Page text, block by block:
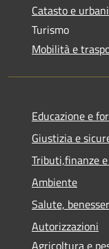
Catasto e
Turismo
Mobilità e
Educazione e
Giustizia e
Tributi,finanze
Ambiente
Salute,
Autorizzazioni
Agricoltura e